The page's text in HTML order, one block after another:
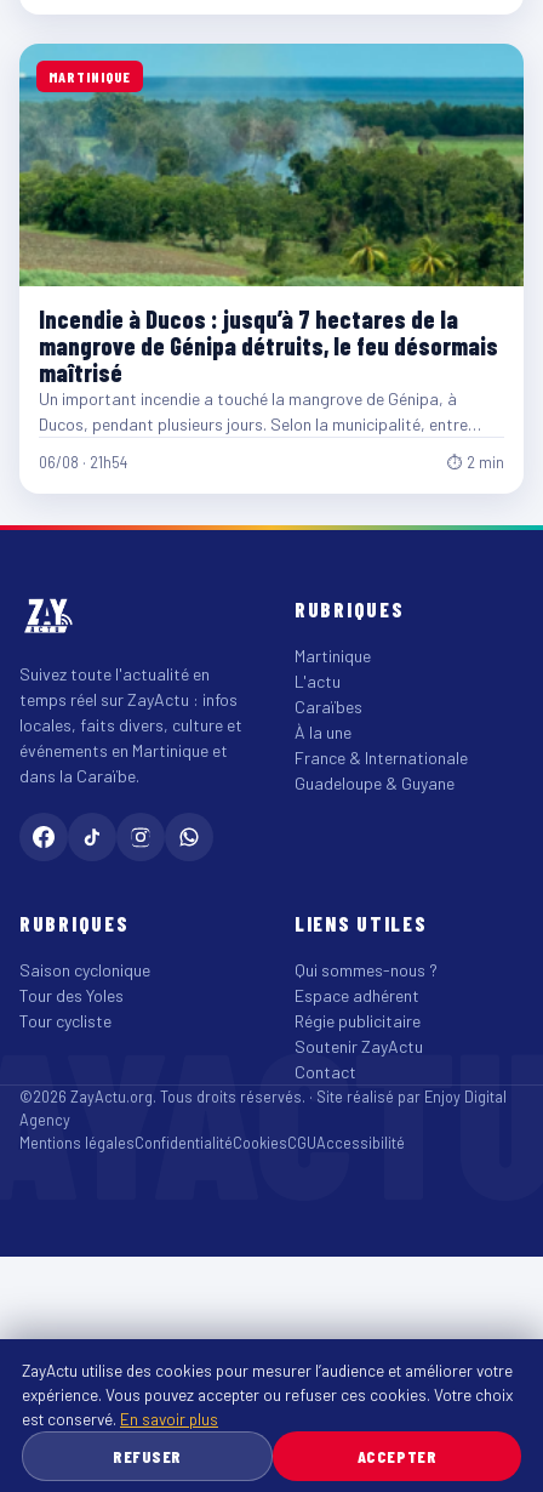
MARTINIQUE
Incendie à Ducos : jusqu’à 7 hectares de la
mangrove de Génipa détruits, le feu désormais
maîtrisé
Un important incendie a touché la mangrove de Génipa, à
Ducos, pendant plusieurs jours. Selon la municipalité, entre…
06/08 · 21h54 ⏱ 2 min
Suivez toute l'actualité en
temps réel sur ZayActu : infos
locales, faits divers, culture et
événements en Martinique et
dans la Caraïbe.
RUBRIQUES
Martinique
L'actu
Caraïbes
À la une
France & Internationale
Guadeloupe & Guyane
RUBRIQUES
Saison cyclonique
Tour des Yoles
Tour cycliste
LIENS UTILES
Qui sommes-nous ?
Espace adhérent
Régie publicitaire
Soutenir ZayActu
Contact
©2026 ZayActu.org. Tous droits réservés. · Site réalisé par Enjoy Digital
Agency
Mentions légalesConfidentialitéCookiesCGUAccessibilité
ZayActu utilise des cookies pour mesurer l’audience et améliorer votre
expérience. Vous pouvez accepter ou refuser ces cookies. Votre choix
est conservé. En savoir plus
REFUSER
ACCEPTER